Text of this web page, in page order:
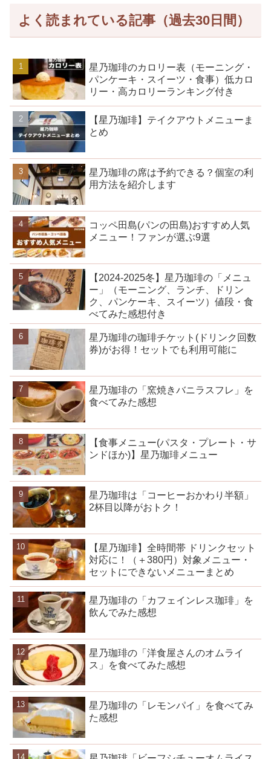
よく読まれている記事（過去30日間）
星乃珈琲のカロリー表（モーニング・
パンケーキ・スイーツ・食事）低カロ
リー・高カロリーランキング付き
【星乃珈琲】テイクアウトメニューま
とめ
星乃珈琲の席は予約できる？個室の利
用方法を紹介します
コッペ田島(パンの田島)おすすめ人気
メニュー！ファンが選ぶ9選
【2024-2025冬】星乃珈琲の「メニュ
ー」（モーニング、ランチ、ドリン
ク、パンケーキ、スイーツ）値段・食
べてみた感想付き
星乃珈琲の珈琲チケット(ドリンク回数
券)がお得！セットでも利用可能に
星乃珈琲の「窯焼きバニラスフレ」を
食べてみた感想
【食事メニュー(パスタ・プレート・サ
ンドほか)】星乃珈琲メニュー
星乃珈琲は「コーヒーおかわり半額」
2杯目以降がおトク！
【星乃珈琲】全時間帯 ドリンクセット
対応に！（＋380円）対象メニュー・
セットにできないメニューまとめ
星乃珈琲の「カフェインレス珈琲」を
飲んでみた感想
星乃珈琲の「洋食屋さんのオムライ
ス」を食べてみた感想
星乃珈琲の「レモンパイ」を食べてみ
た感想